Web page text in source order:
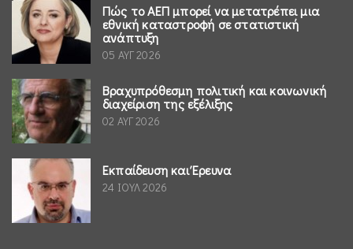
Πώς το ΑΕΠ μπορεί να μετατρέπει μια
εθνική καταστροφή σε στατιστική
ανάπτυξη
05 ΑΥΓ 2026
Βραχυπρόθεσμη πολιτική και κοινωνική
διαχείριση της εξέλιξης
02 ΑΥΓ 2026
Εκπαίδευση και Έρευνα
24 ΙΟΥΛ 2026